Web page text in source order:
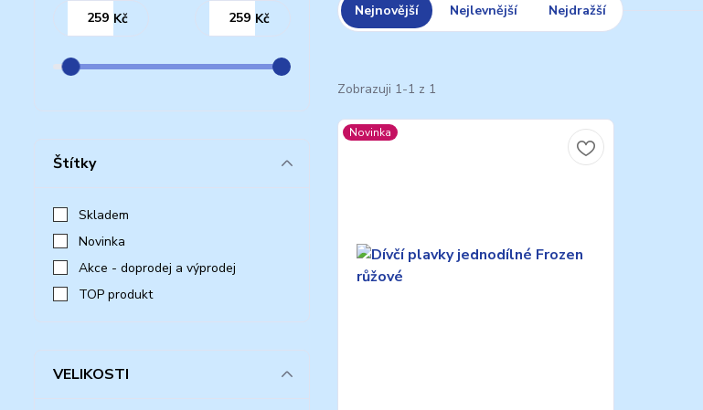
Nejnovější Nejlevnější Nejdražší
Zobrazuji 1-1 z 1
Novinka
Kč Kč
Štítky
Skladem
Novinka
Akce - doprodej a výprodej
TOP produkt
VELIKOSTI